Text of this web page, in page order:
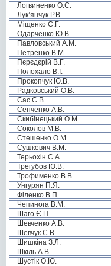
Логвиненко О.С.
Лук’янчук Р.В.
Міщенко С.Г.
Одарченко Ю.В.
Павловський А.М.
Петренко В.М.
Пєрєдєрій В.Г.
Полохало В.І.
Прокопчук Ю.В.
Радковський О.В.
Сас С.В.
Сенченко А.В.
Скибінецький О.М.
Соколов М.В.
Стешенко О.М.
Сушкевич В.М.
Терьохін С.А.
Трегубов Ю.В.
Трофименко В.В.
Унгурян П.Я.
Філенко В.П.
Чепинога В.М.
Шаго Є.П.
Шевченко А.В.
Шевчук С.В.
Шишкіна З.Л.
Шкіль А.В.
Шустік О.Ю.